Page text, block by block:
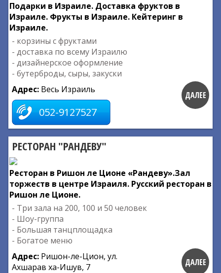
Подарки в Израиле. Доставка фруктов в
Израиле. Фрукты в Израиле. Кейтеринг в
Израиле.
- корзины с фруктами
- доставка по всему Израилю
- дизайнерское оформление
- бутерброды, сыры, закуски
Адрес: Весь Израиль
052-9127527
ДАЛЕЕ
РЕСТОРАН "РАНДЕВУ"
Ресторан в Ришон ле Ционе «Рандеву».Зал
торжеств в центре Израиля. Русский ресторан в
Ришон ле Ционе.
- Три зала на 200, 100 и 50 человек
- Шоу-группа
- Большая танцплощадка
- Богатое меню
Адрес: Ришон-ле-Цион, ул.
Ахшарав ха-Ишув, 7
ДАЛЕЕ